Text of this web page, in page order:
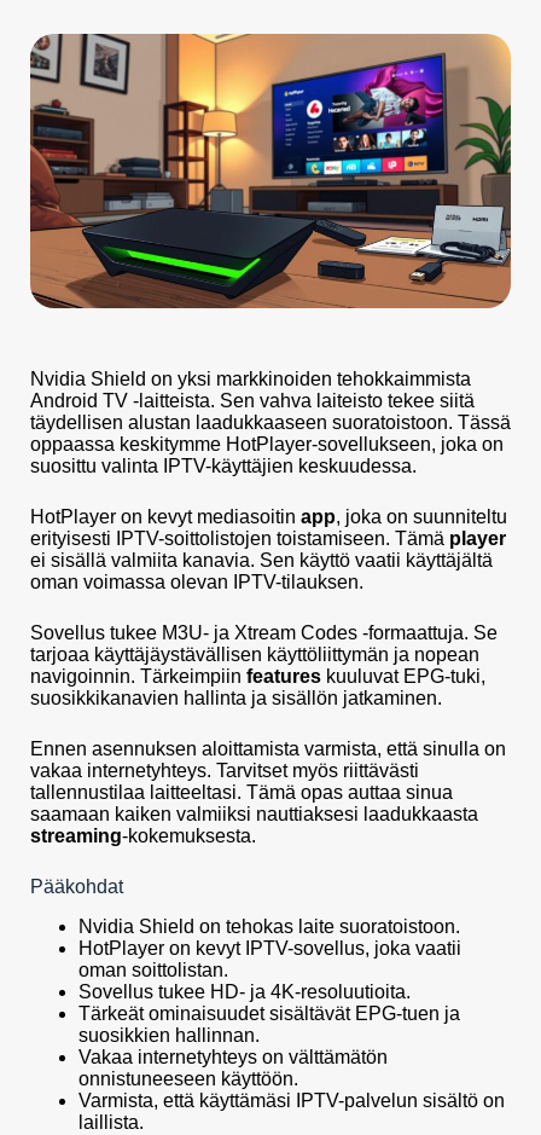
Nvidia Shield on yksi markkinoiden tehokkaimmista
Android TV -laitteista. Sen vahva laiteisto tekee siitä
täydellisen alustan laadukkaaseen suoratoistoon. Tässä
oppaassa keskitymme HotPlayer-sovellukseen, joka on
suosittu valinta IPTV-käyttäjien keskuudessa.
HotPlayer on kevyt mediasoitin app, joka on suunniteltu
erityisesti IPTV-soittolistojen toistamiseen. Tämä player
ei sisällä valmiita kanavia. Sen käyttö vaatii käyttäjältä
oman voimassa olevan IPTV-tilauksen.
Sovellus tukee M3U- ja Xtream Codes -formaattuja. Se
tarjoaa käyttäjäystävällisen käyttöliittymän ja nopean
navigoinnin. Tärkeimpiin features kuuluvat EPG-tuki,
suosikkikanavien hallinta ja sisällön jatkaminen.
Ennen asennuksen aloittamista varmista, että sinulla on
vakaa internetyhteys. Tarvitset myös riittävästi
tallennustilaa laitteeltasi. Tämä opas auttaa sinua
saamaan kaiken valmiiksi nauttiaksesi laadukkaasta
streaming-kokemuksesta.
Pääkohdat
Nvidia Shield on tehokas laite suoratoistoon.
HotPlayer on kevyt IPTV-sovellus, joka vaatii
oman soittolistan.
Sovellus tukee HD- ja 4K-resoluutioita.
Tärkeät ominaisuudet sisältävät EPG-tuen ja
suosikkien hallinnan.
Vakaa internetyhteys on välttämätön
onnistuneeseen käyttöön.
Varmista, että käyttämäsi IPTV-palvelun sisältö on
laillista.